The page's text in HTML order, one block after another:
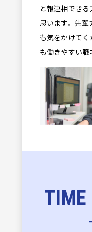
と報連相でき
思います。先輩
も気をかけてく
も働きやすい職
TIME